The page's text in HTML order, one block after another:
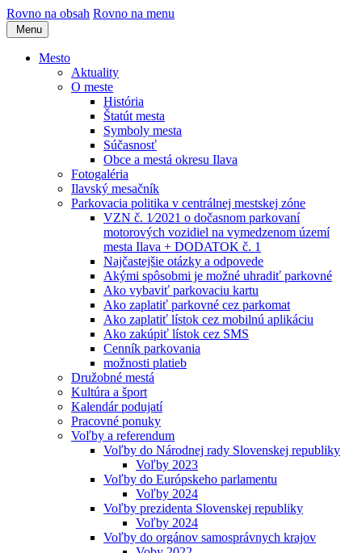
Rovno na obsah Rovno na menu
Menu
Mesto
Aktuality
O meste
História
Štatút mesta
Symboly mesta
Súčasnosť
Obce a mestá okresu Ilava
Fotogaléria
Ilavský mesačník
Parkovacia politika v centrálnej mestskej zóne
VZN č. 1⁄2021 o dočasnom parkovaní
motorových vozidiel na vymedzenom území
mesta Ilava + DODATOK č. 1
Najčastejšie otázky a odpovede
Akými spôsobmi je možné uhradiť parkovné
Ako vybaviť parkovaciu kartu
Ako zaplatiť parkovné cez parkomat
Ako zaplatiť lístok cez mobilnú aplikáciu
Ako zakúpiť lístok cez SMS
Cenník parkovania
možnosti platieb
Družobné mestá
Kultúra a šport
Kalendár podujatí
Pracovné ponuky
Voľby a referendum
Voľby do Národnej rady Slovenskej republiky
Voľby 2023
Voľby do Európskeho parlamentu
Voľby 2024
Voľby prezidenta Slovenskej republiky
Voľby 2024
Voľby do orgánov samosprávnych krajov